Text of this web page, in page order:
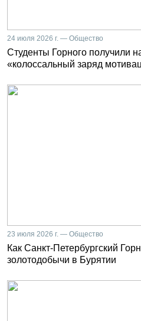
24 июля 2026 г. — Общество
Студенты Горного получили
«колоссальный заряд
23 июля 2026 г. — Общество
Как Санкт-Петербургский
золотодобычи в Бурятии